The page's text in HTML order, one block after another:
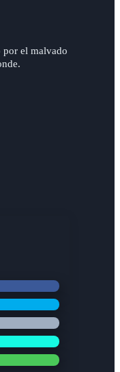
por el malvado